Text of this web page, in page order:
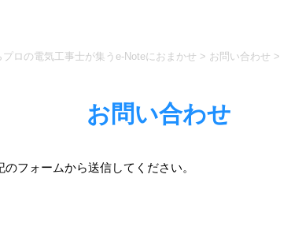
ロの電気工事士が集うe-Noteにおまかせ > お問い合わせ >
お問い合わせ
フォームから送信してください。